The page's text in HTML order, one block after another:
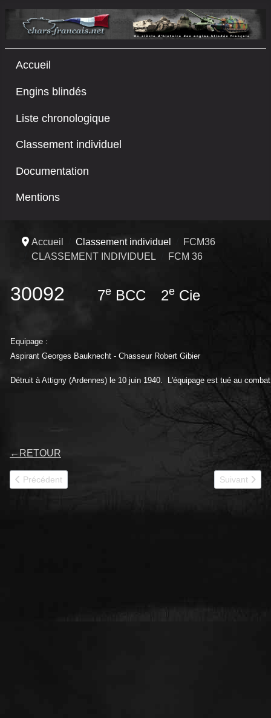
Accueil
Engins blindés
Liste chronologique
Classement individuel
Documentation
Mentions
Accueil Classement individuel
FCM36
CLASSEMENT INDIVIDUEL
FCM 36
30092 7e BCC 2e Cie
Equipage :
Aspirant Georges Bauknecht - Chasseur Robert Gibier
Détruit à Attigny (Ardennes) le 10 juin 1940. L'équipage est tué au
← RETOUR
Article précédent : 30094
Précédent Article
Suivant